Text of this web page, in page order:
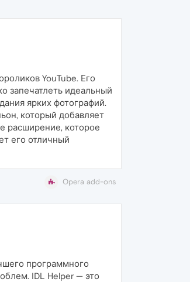
YouTube. Его
запечатлеть идеальный
ярких фотографий.
который добавляет
расширение, которое
его отличный
Opera add-ons
программного
IDL Helper — это